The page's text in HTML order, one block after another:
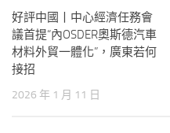
好評中國丨中心經濟任務會
議首提“內OSDER奧斯德汽車
材料外貿一體化”，廣東若何
接招
2026 年 1 月 11 日